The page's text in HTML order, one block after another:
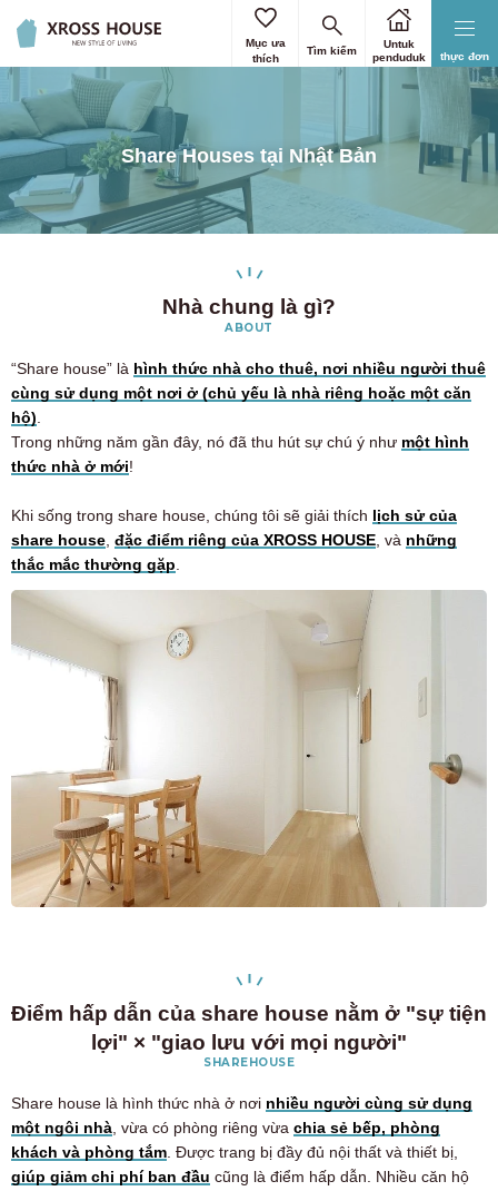
thực đơn
Mục ưa
thích
Tìm kiếm
Untuk
penduduk
Share Houses tại Nhật Bản
Nhà chung là gì?
ABOUT
“Share house” là hình thức nhà cho thuê, nơi nhiều người thuê
cùng sử dụng một nơi ở (chủ yếu là nhà riêng hoặc một căn
hộ)
Trong những năm gần đây, nó đã thu hút sự chú ý như một hình
thức nhà ở mới!
Khi sống trong share house, chúng tôi sẽ giải thích lịch sử của
share house đặc điểm riêng của XROSS HOUSE , và những
thắc mắc thường gặp
Điểm hấp dẫn của share house nằm ở "sự tiện
lợi" × "giao lưu với mọi người"
SHAREHOUSE
Share house là hình thức nhà ở nơi nhiều người cùng sử dụng
một ngôi nhà, vừa có phòng riêng vừa chia sẻ bếp, phòng
khách và phòng tắm. Được trang bị đầy đủ nội thất và thiết bị,
giúp giảm chi phí ban đầu cũng là điểm hấp dẫn. Nhiều căn hộ